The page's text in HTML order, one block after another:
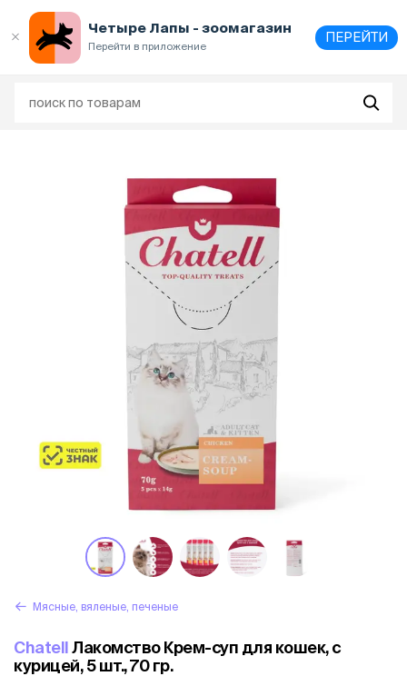
Четыре Лапы - зоомагазин
Перейти в приложение
ПЕРЕЙТИ
Мясные, вяленые, печеные
ChatellЛакомство Крем-суп для кошек, с
курицей, 5 шт., 70 гр.